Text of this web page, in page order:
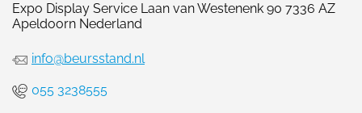
Expo Display Service Laan van Westenenk 90 7336 AZ
Apeldoorn Nederland
info@beursstand.nl
055 3238555